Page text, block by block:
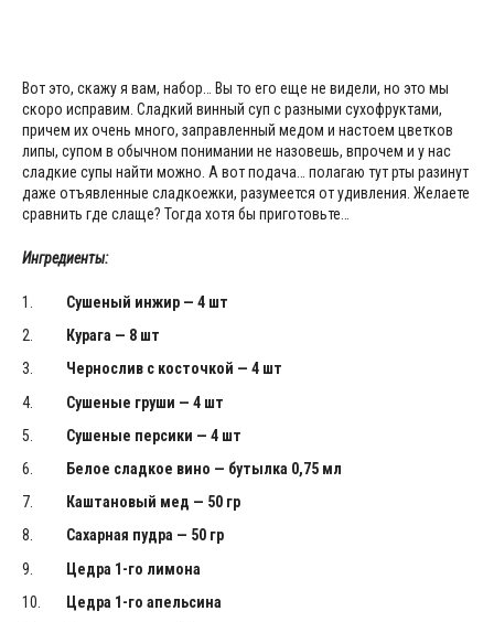
Вот это, скажу я вам, набор… Вы то его еще не видели, но это мы
скоро исправим. Сладкий винный суп с разными сухофруктами,
причем их очень много, заправленный медом и настоем цветков
липы, супом в обычном понимании не назовешь, впрочем и у нас
сладкие супы найти можно. А вот подача… полагаю тут рты разинут
даже отъявленные сладкоежки, разумеется от удивления. Желаете
сравнить где слаще? Тогда хотя бы приготовьте…
Ингредиенты:
Сушеный инжир — 4 шт
Курага — 8 шт
Чернослив с косточкой — 4 шт
Сушеные груши — 4 шт
Сушеные персики — 4 шт
Белое сладкое вино — бутылка 0,75 мл
Каштановый мед — 50 гр
Сахарная пудра — 50 гр
Цедра 1-го лимона
Цедра 1-го апельсина